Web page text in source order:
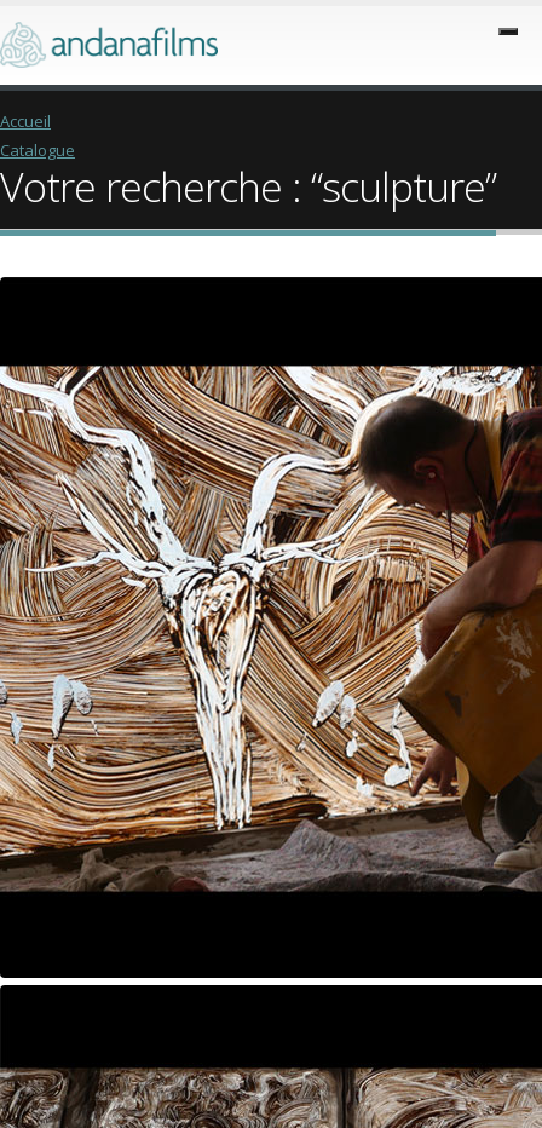
Accueil
Catalogue
Votre recherche : “sculpture”